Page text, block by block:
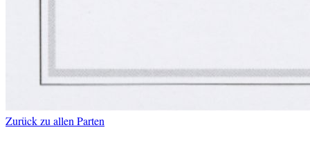
Zurück zu allen Parten